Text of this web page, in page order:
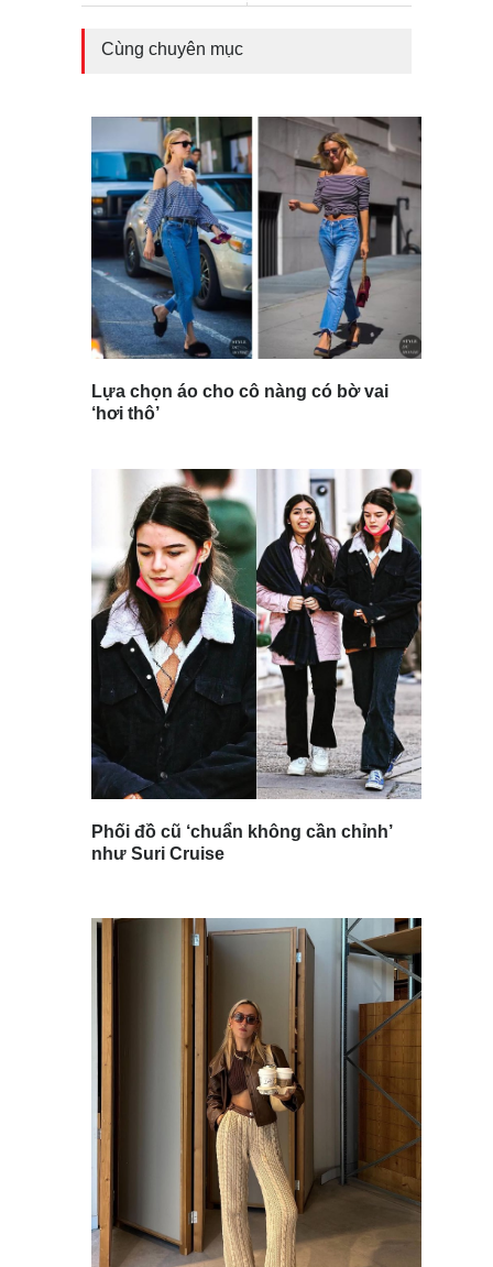
Cùng chuyên mục
Lựa chọn áo cho cô nàng có bờ vai
‘hơi thô’
Phối đồ cũ ‘chuẩn không cần chỉnh’
như Suri Cruise